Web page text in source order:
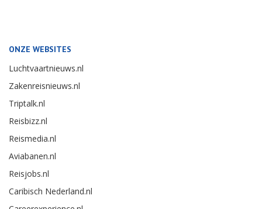
ONZE WEBSITES
Luchtvaartnieuws.nl
Zakenreisnieuws.nl
Triptalk.nl
Reisbizz.nl
Reismedia.nl
Aviabanen.nl
Reisjobs.nl
Caribisch Nederland.nl